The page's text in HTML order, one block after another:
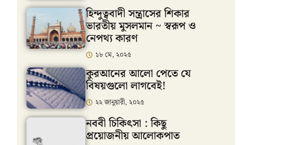
হিন্দুত্ববাদী সন্ত্রাসের শিকার
ভারতীয় মুসলমান ~ স্বরূপ ও
নেপথ্য কারণ
১৮ মে, ২০২৫
কুরআনের আলো পেতে যে
বিষয়গুলো লাগবেই!
২২ জানুয়ারী, ২০২৫
নববী চিকিৎসা : কিছু
প্রয়োজনীয় আলোকপাত